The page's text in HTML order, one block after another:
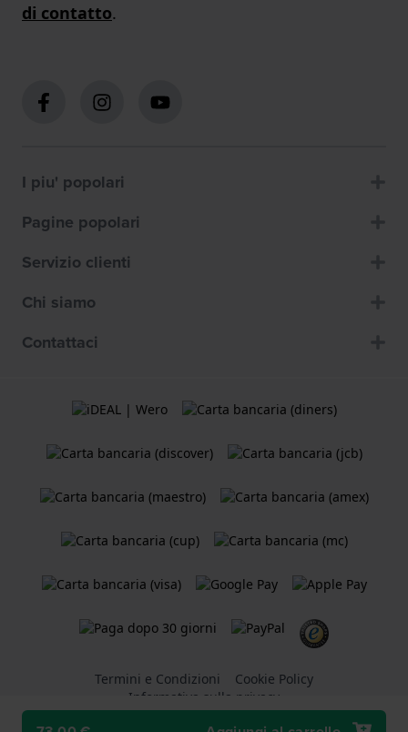
di contatto.
I piu' popolari
Pagine popolari
Servizio clienti
Chi siamo
Contattaci
Termini e Condizioni
Cookie Policy
Informativa sulla privacy